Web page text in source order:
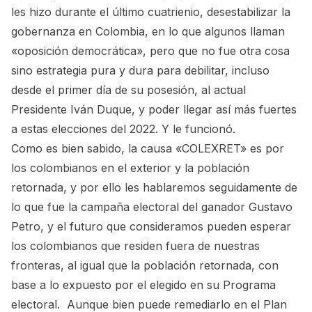
les hizo durante el último cuatrienio, desestabilizar la
gobernanza en Colombia, en lo que algunos llaman
«oposición democrática», pero que no fue otra cosa
sino estrategia pura y dura para debilitar, incluso
desde el primer día de su posesión, al actual
Presidente Iván Duque, y poder llegar así más fuertes
a estas elecciones del 2022. Y le funcionó.
Como es bien sabido, la causa «COLEXRET» es por
los colombianos en el exterior y la población
retornada, y por ello les hablaremos seguidamente de
lo que fue la campaña electoral del ganador Gustavo
Petro, y el futuro que consideramos pueden esperar
los colombianos que residen fuera de nuestras
fronteras, al igual que la población retornada, con
base a lo expuesto por el elegido en su Programa
electoral. Aunque bien puede remediarlo en el Plan